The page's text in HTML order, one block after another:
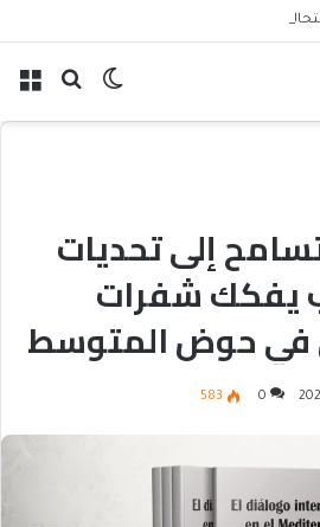
بحث الوضع
إلى تحديات
يفكك شفرات
في حوض المتوسط
0
583